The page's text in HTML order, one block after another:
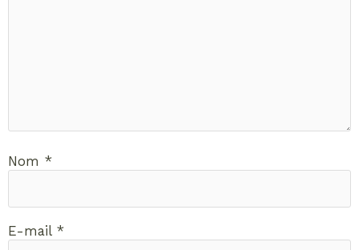
Nom *
E-mail *